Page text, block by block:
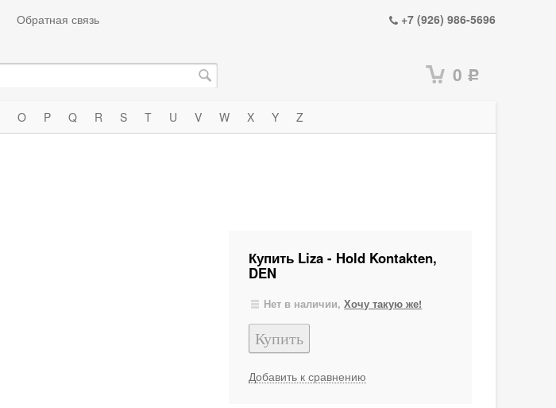
Обратная связь +7 (926) 986-5696
0 Р
O P Q R S T U V W X Y Z
Купить Liza - Hold Kontakten,
DEN
Нет в наличии,Хочу такую же!
Добавить к сравнению